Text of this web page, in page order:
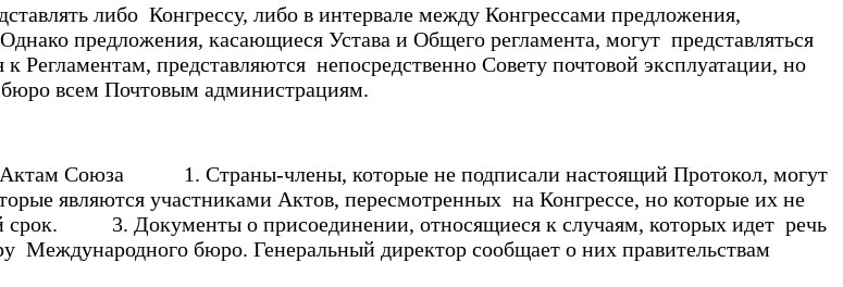
либо Конгрессу, либо в интервале между Конгрессами предложения,
предложения, касающиеся Устава и Общего регламента, могут представляться
представляются непосредственно Совету почтовой эксплуатации, но
всем Почтовым администрациям.
Союза
1. Страны-члены, которые не подписали настоящий Протокол, могут
являются участниками Актов, пересмотренных на Конгрессе, но которые их не
срок. 3. Документы о присоединении, относящиеся к случаям, которых идет речь
Международного бюро. Генеральный директор сообщает о них правительствам